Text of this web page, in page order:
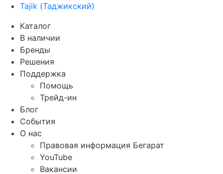
Tajik (Таджикский)
Каталог
В наличии
Бренды
Решения
Поддержка
Помощь
Трейд-ин
Блог
События
О нас
Правовая информация Бегарат
YouTube
Вакансии